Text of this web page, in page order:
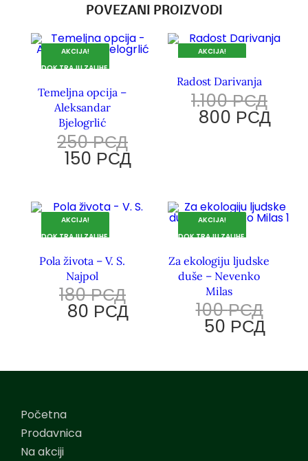
POVEZANI PROIZVODI
AKCIJA!
DOK TRAJU ZALIHE.
Temeljna opcija –
Aleksandar
Bjelogrlić
250РСД
150 РСД
AKCIJA!
Radost Darivanja
1.100РСД
800 РСД
AKCIJA!
DOK TRAJU ZALIHE.
Pola života – V. S.
Najpol
180РСД
80 РСД
AKCIJA!
DOK TRAJU ZALIHE.
Za ekologiju ljudske
duše – Nevenko
Milas
100РСД
50 РСД
Početna
Prodavnica
Na akciji